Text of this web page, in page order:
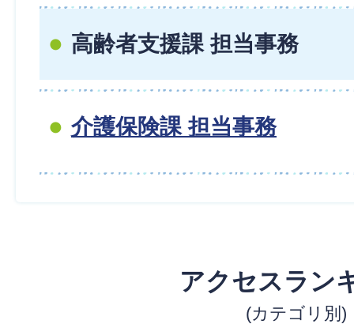
高齢者支援課 担当事務
介護保険課 担当事務
アクセスラン
(カテゴリ別)